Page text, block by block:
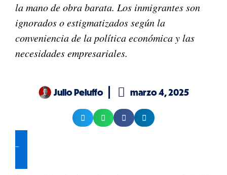
la mano de obra barata. Los inmigrantes son
ignorados o estigmatizados según la
conveniencia de la política económica y las
necesidades empresariales.
Julio Peluffo marzo 4, 2025
De clic aquí para recibir nuestras publicaciones en su WhatsApp